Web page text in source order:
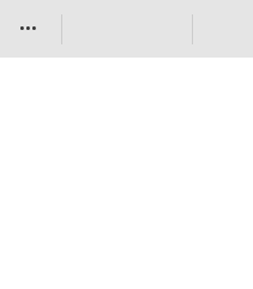
•••